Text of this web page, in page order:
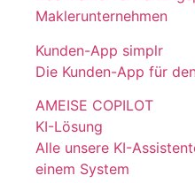
Maklerunternehmen
Kunden-App simplr
Die Kunden-App für
AMEISE COPILOT
KI-Lösung
Alle unsere KI-
einem System